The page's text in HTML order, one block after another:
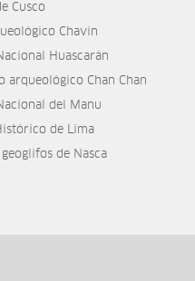
Cusco
Chavín
Huascarán
arqueológico Chan Chan
del Manu
de Lima
geoglifos de Nasca